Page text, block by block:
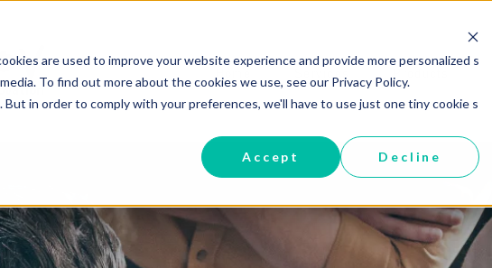
are used to improve your website experience and provide more personalized s
To find out more about the cookies we use, see our Privacy Policy.
in order to comply with your preferences, we'll have to use just one tiny cookie s
Accept Decline